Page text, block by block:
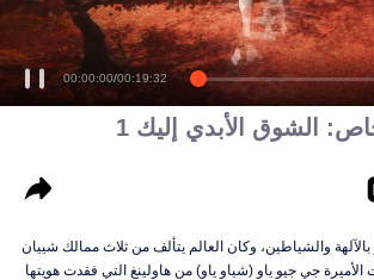
00:00:00/00:19:32
الشوق الأبدي إليك 1
والشياطين، وكان العالم يتألف من ثلاث ممالك شييان
الأميرة جي جيو ياو (شياو ياو) من هاولينغ التي فقدت هويتها